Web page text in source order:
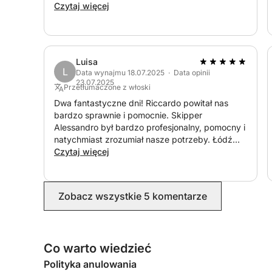
Gorąco polecam.
Czytaj więcej
L
Luisa
Data wynajmu 18.07.2025 · Data opinii
23.07.2025
Przetłumaczone z włoski
Dwa fantastyczne dni! Riccardo powitał nas
bardzo sprawnie i pomocnie. Skipper
Alessandro był bardzo profesjonalny, pomocny i
natychmiast zrozumiał nasze potrzeby. Łódź
była bardzo czysta i zadbana. Polecamy ją
Czytaj więcej
Zobacz wszystkie 5 komentarze
Co warto wiedzieć
Polityka anulowania